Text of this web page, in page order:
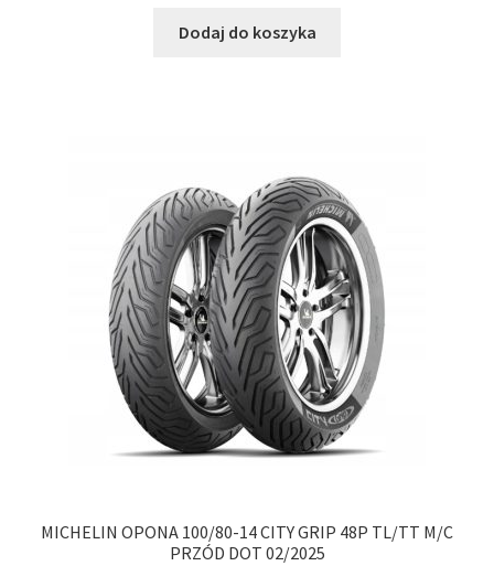
Dodaj do koszyka
MICHELIN OPONA 100/80-14 CITY GRIP 48P TL/TT M/C
PRZÓD DOT 02/2025